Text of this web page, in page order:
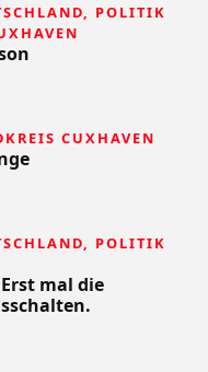
, POLITIK
CUXHAVEN
, POLITIK
mal die